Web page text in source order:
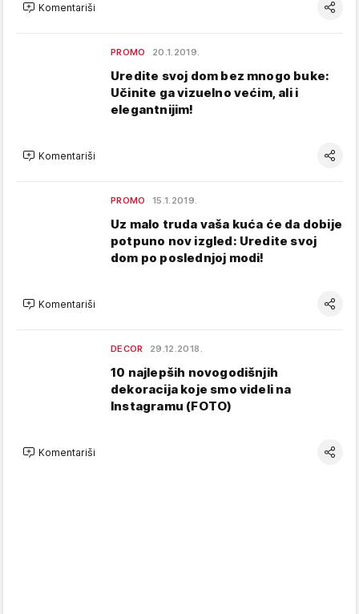
Komentariši
PROMO 20.1.2019.
Uredite svoj dom bez mnogo buke:
Učinite ga vizuelno većim, ali i
elegantnijim!
Komentariši
PROMO 15.1.2019.
Uz malo truda vaša kuća će da dobije
potpuno nov izgled: Uredite svoj
dom po poslednjoj modi!
Komentariši
DECOR 29.12.2018.
10 najlepših novogodišnjih
dekoracija koje smo videli na
Instagramu (FOTO)
Komentariši